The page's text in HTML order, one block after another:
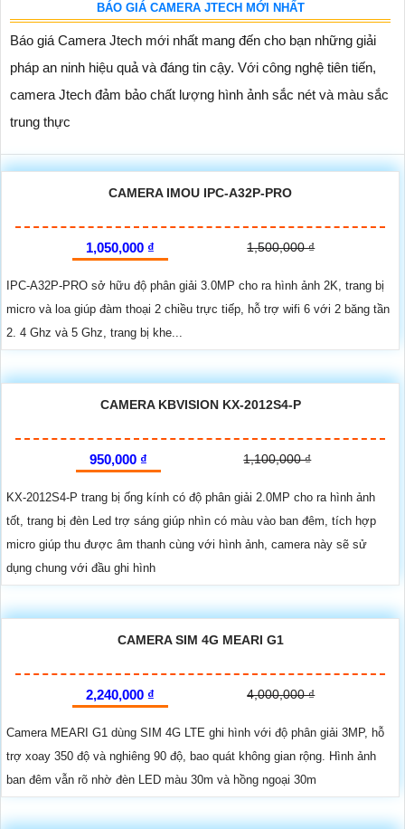
BÁO GIÁ CAMERA JTECH MỚI NHẤT
Báo giá Camera Jtech mới nhất mang đến cho bạn những giải
pháp an ninh hiệu quả và đáng tin cậy. Với công nghệ tiên tiến,
camera Jtech đảm bảo chất lượng hình ảnh sắc nét và màu sắc
trung thực
CAMERA IMOU IPC-A32P-PRO
1,050,000 ₫ 1,500,000 ₫
IPC-A32P-PRO sở hữu độ phân giải 3.0MP cho ra hình ảnh 2K, trang bị
micro và loa giúp đàm thoại 2 chiều trực tiếp, hỗ trợ wifi 6 với 2 băng tần
2. 4 Ghz và 5 Ghz, trang bị khe...
CAMERA KBVISION KX-2012S4-P
950,000 ₫ 1,100,000 ₫
KX-2012S4-P trang bị ống kính có độ phân giải 2.0MP cho ra hình ảnh
tốt, trang bị đèn Led trợ sáng giúp nhìn có màu vào ban đêm, tích hợp
micro giúp thu được âm thanh cùng với hình ảnh, camera này sẽ sử
dụng chung với đầu ghi hình
CAMERA SIM 4G MEARI G1
2,240,000 ₫ 4,000,000 ₫
Camera MEARI G1 dùng SIM 4G LTE ghi hình với độ phân giải 3MP, hỗ
trợ xoay 350 độ và nghiêng 90 độ, bao quát không gian rộng. Hình ảnh
ban đêm vẫn rõ nhờ đèn LED màu 30m và hồng ngoại 30m